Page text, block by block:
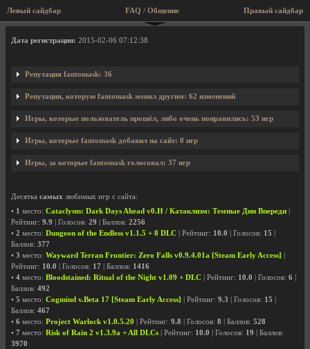
Левый сайдбар Правый сайдбар
FAQ / Общение
Профиль пользователя fantomask
Дата регистрации: 2015-02-06 07:12:38
Репутация fantomask: 36
Репутация, которую fantomask менял другим: 62 изменений
Игры, которые пользователь прошёл, либо очень понравились: 53 игр
Игры, которые fantomask добавил на сайт: 0 игр
Игры, за которые fantomask голосовал: 37 игр
Десятка самых любимых игр с сайта:
• 1 место: Cataclysm: Dark Days Ahead v0.H / Катаклизм: Темные Дни Впереди
Рейтинг: 9.9 | Голосов: 29 | Баллов: 2256
• 2 место: Dungeon of the Endless v1.1.5 + 8 DLC | Рейтинг: 10.0 | Голосов: 15
Баллов: 377
• 3 место: Wayward Terran Frontier: Zero Falls v0.9.4.01a [Steam Early Access]
Рейтинг: 10.0 | Голосов: 17 | Баллов: 1416
• 4 место: Bloodstained: Ritual of the Night v1.09 + DLC | Рейтинг: 10.0 | Голосов: 6
Баллов: 492
• 5 место: Cogmind v.Beta 17 [Steam Early Access] | Рейтинг: 9.3 | Голосов: 15
Баллов: 467
• 6 место: Project Warlock v1.0.5.20 | Рейтинг: 9.8 | Голосов: 8 | Баллов: 528
• 7 место: Risk of Rain 2 v1.3.9a + All DLCs | Рейтинг: 10.0 | Голосов: 19 | Баллов:
3970